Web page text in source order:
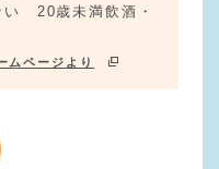
20歳未満飲酒・
ムページより